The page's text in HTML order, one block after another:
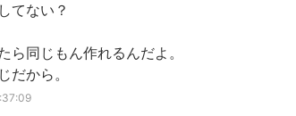
てない？
ら同じもん作れるんだよ。
だから。